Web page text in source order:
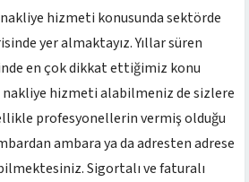
nakliye hizmeti konusunda sektörde
yer almaktayız. Yıllar süren
en çok dikkat ettiğimiz konu
hizmeti alabilmeniz de sizlere
profesyonellerin vermiş olduğu
ambara ya da adresten adrese
Sigortalı ve faturalı